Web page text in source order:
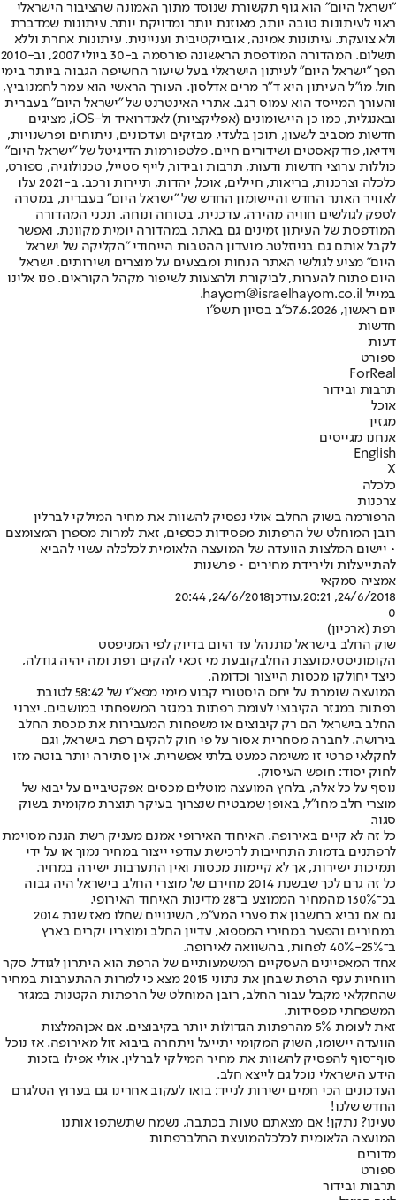
"ישראל היום" הוא גוף תקשורת שנוסד מתוך האמונה שהציבור הישראלי
ראוי לעיתונות טובה יותר, מאוזנת יותר ומדויקת יותר. עיתונות שמדברת
ולא צועקת. עיתונות אמינה, אובייקטיבית ועניינית. עיתונות אחרת וללא
תשלום. המהדורה המודפסת הראשונה פורסמה ב-30 ביולי 2007, וב-2010
הפך "ישראל היום" לעיתון הישראלי בעל שיעור החשיפה הגבוה ביותר בימי
חול. מו"ל העיתון היא ד"ר מרים אדלסון. העורך הראשי הוא עמר לחמנוביץ,
והעורך המייסד הוא עמוס רגב. אתרי האינטרנט של "ישראל היום" בעברית
ובאנגלית, כמו כן היישומונים (אפליקציות) לאנדרואיד ול-iOS, מציגים
חדשות מסביב לשעון, תוכן בלעדי, מבזקים ועדכונים, ניתוחים ופרשנויות,
וידיאו, פודקאסטים ושידורים חיים. פלטפורמות הדיגיטל של "ישראל היום"
כוללות ערוצי חדשות ודעות, תרבות ובידור, לייף סטייל, טכנולוגיה, ספורט,
כלכלה וצרכנות, בריאות, חיילים, אוכל, יהדות, תיירות ורכב. ב-2021 עלו
לאוויר האתר החדש והיישומון החדש של "ישראל היום" בעברית, במטרה
לספק לגולשים חוויה מהירה, עדכנית, בטוחה ונוחה. תכני המהדורה
המודפסת של העיתון זמינים גם באתר, במהדורה יומית מקוונת, ואפשר
לקבל אותם גם בניוזלטר. מועדון ההטבות הייחודי "הקליקה של ישראל
היום" מציע לגולשי האתר הנחות ומבצעים על מוצרים ושירותים. ישראל
היום פתוח להערות, לביקורת ולהצעות לשיפור מקהל הקוראים. פנו אלינו
במייל hayom@israelhayom.co.il.
יום ראשון, 7.6.2026
כ"ב בסיון תשפ"ו
חדשות
דעות
ספורט
ForReal
תרבות ובידור
אוכל
מגזין
אנחנו מגייסים
English
X
כלכלה
צרכנות
הרפורמה בשוק החלב: אולי נפסיק להשוות את מחיר המילקי לברלין
רובן המוחלט של הרפתות מפסידות כספים, זאת למרות מספרן המצומצם
• יישום המלצות הוועדה של המועצה הלאומית לכלכלה עשוי להביא
להתייעלות ולירידת מחירים • פרשנות
אמציה סמקאי
24/6/2018, 20:21
,עודכן24/6/2018, 20:44
0
רפת (ארכיון)
שוק החלב בישראל מתנהל עד היום בדיוק לפי המניפסט
הקומוניסטי.מועצת החלבקובעת מי זכאי להקים רפת ומה יהיה גודלה,
כיצד יחולקו מכסות הייצור וכדומה.
המועצה שומרת על יחס היסטורי קבוע מימי מפא"י של 58:42 לטובת
רפתות במגזר הקיבוצי לעומת רפתות במגזר המשפחתי במושבים. יצרני
החלב בישראל הם רק קיבוצים או משפחות המעבירות את מכסת החלב
בירושה. לחברה מסחרית אסור על פי חוק להקים רפת בישראל, וגם
לחקלאי פרטי זו משימה כמעט בלתי אפשרית. אין סתירה יותר בוטה מזו
לחוק יסוד: חופש העיסוק.
נוסף על כל אלה, בלחץ המועצה מוטלים מכסים אפקטיביים על יבוא של
מוצרי חלב מחו"ל, באופן שמבטיח שנצרוך בעיקר תוצרת מקומית בשוק
סגור.
כל זה לא קיים באירופה. האיחוד האירופי אמנם מעניק רשת הגנה מסוימת
לרפתנים בדמות התחייבות לרכישת עודפי ייצור במחיר נמוך או על ידי
תמיכות ישירות, אך לא קיימות מכסות ואין התערבות ישירה במחיר.
כל זה גרם לכך שבשנת 2014 מחירם של מוצרי החלב בישראל היה גבוה
בכ־130% מהמחיר הממוצע ב־28 מדינות האיחוד האירופי.
גם אם נביא בחשבון את פערי המע"מ, השינויים שחלו מאז שנת 2014
במחירים והפער במחירי המספוא, עדיין החלב ומוצריו יקרים בארץ
ב־25%-40% לפחות, בהשוואה לאירופה.
אחד המאפיינים העסקיים המשמעותיים של הרפת הוא היתרון לגודל. סקר
רווחיות ענף הרפת שבחן את נתוני 2015 מצא כי למרות ההתערבות במחיר
שהחקלאי מקבל עבור החלב, רובן המוחלט של הרפתות הקטנות במגזר
המשפחתי מפסידות.
זאת לעומת 5% מהרפתות הגדולות יותר בקיבוצים. אם אכן
המלצות
הוועדה יישומו, השוק המקומי יתייעל ויתחרה ביבוא זול מאירופה. אז נוכל
סוף־סוף להפסיק להשוות את מחיר המילקי לברלין. אולי אפילו בזכות
הידע הישראלי נוכל גם לייצא חלב.
העדכונים הכי חמים ישירות לנייד: בואו לעקוב אחרינו גם בערוץ הטלגרם
החדש שלנו!
טעינו? נתקן! אם מצאתם טעות בכתבה, נשמח שתשתפו אותנו
המועצה הלאומית לכלכלהמועצת החלברפתות
מדורים
ספורט
תרבות ובידור